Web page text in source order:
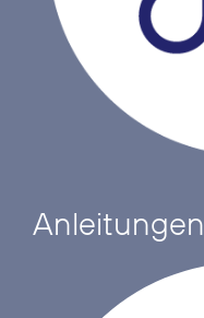
Anleitungen